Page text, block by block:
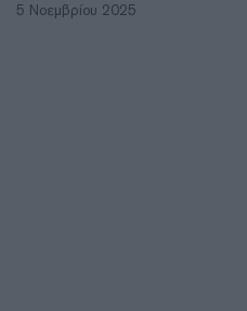
5 Νοεμβρίου 2025